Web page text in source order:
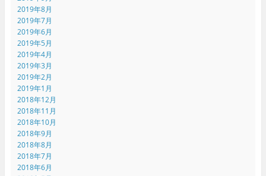
2019年8月
2019年7月
2019年6月
2019年5月
2019年4月
2019年3月
2019年2月
2019年1月
2018年12月
2018年11月
2018年10月
2018年9月
2018年8月
2018年7月
2018年6月